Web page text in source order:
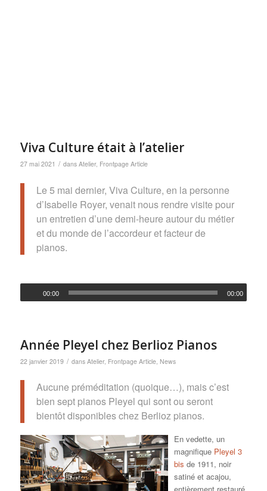
Viva Culture était à l’atelier
27 mai 2021 / dans Atelier, Frontpage Article
Le 5 mai dernier, Viva Culture, en la personne
d’Isabelle Royer, venait nous rendre visite pour
un entretien d’une demi-heure autour du métier
et du monde de l’accordeur et facteur de
pianos.
00:00 00:00
Année Pleyel chez Berlioz Pianos
22 janvier 2019 / dans Atelier, Frontpage Article, News
Aucune préméditation (quoique…), mais c’est
bien sept pianos Pleyel qui sont ou seront
bientôt disponibles chez Berlioz pianos.
En vedette, un
magnifique Pleyel 3
bis de 1911, noir
satiné et acajou,